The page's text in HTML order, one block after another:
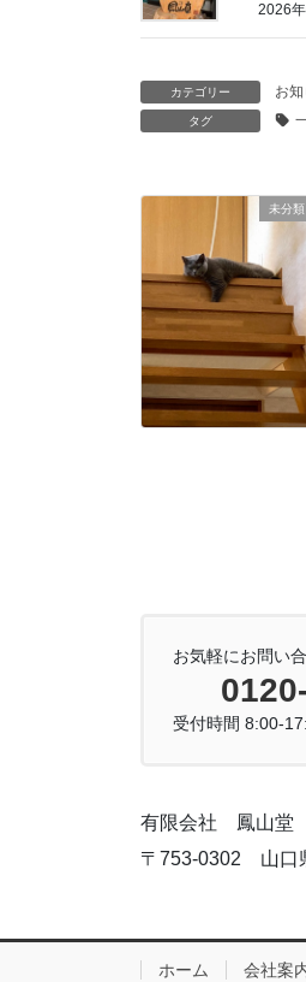
2026
カテゴリー お
タグ
未分類
お気軽にお問い
受付時間 8:00-
有限会社 鳳山堂
〒753-0302 山口
ホーム 会社案